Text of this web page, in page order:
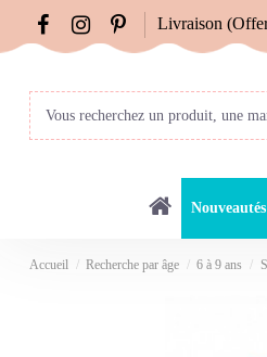
Livraison
Nouveautés
Accueil Recherche par âge 6 à 9 ans